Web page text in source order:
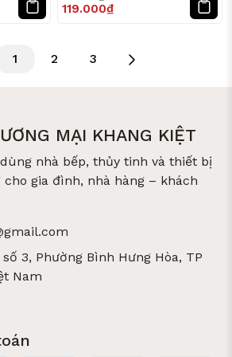
nhiệt có thể trữ đông an toàn
1–2cm để giãn nở
/khangkiet.vn/ho-p-thuy-tinh-
tinh chuyên trữ đông thực phẩm)
119.000₫
1 2 3
MẠI KHANG KIỆT
nhà bếp, thủy tinh và thiết bị
gia đình, nhà hàng – khách
3, Phường Bình Hưng Hòa, TP
Nam